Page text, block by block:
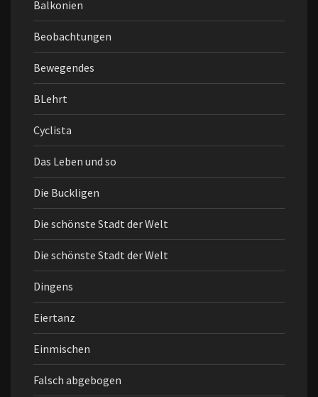
Balkonien
Beobachtungen
Bewegendes
BLehrt
Cyclista
Das Leben und so
Die Buckligen
Die schönste Stadt der Welt
Die schönste Stadt der Welt
Dingens
Eiertanz
Einmischen
Falsch abgebogen